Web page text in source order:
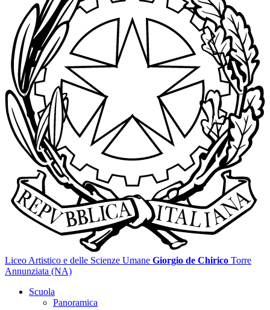
Liceo Artistico e delle Scienze Umane Giorgio de Chirico Torre
Annunziata (NA)
Scuola
Panoramica